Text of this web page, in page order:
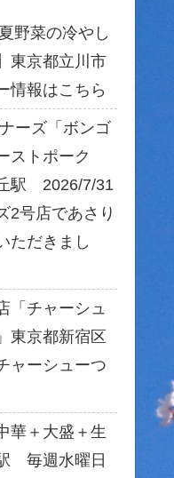
野菜の冷やし
東京都立川市
情報はこちら
ーズ「ボンゴ
ストポーク
駅 2026/7/31
2号店であさり
ただきまし
「チャーシュ
東京都新宿区
ャーシューつ
華＋大盛＋生
毎週水曜日